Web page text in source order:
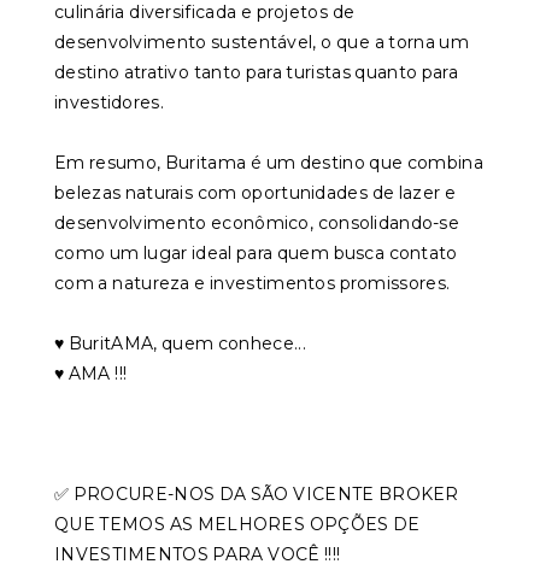
culinária diversificada e projetos de
desenvolvimento sustentável, o que a torna um
destino atrativo tanto para turistas quanto para
investidores.
Em resumo, Buritama é um destino que combina
belezas naturais com oportunidades de lazer e
desenvolvimento econômico, consolidando-se
como um lugar ideal para quem busca contato
com a natureza e investimentos promissores.
♥️ BuritAMA, quem conhece...
♥️ AMA !!!
✅ PROCURE-NOS DA SÃO VICENTE BROKER
QUE TEMOS AS MELHORES OPÇÕES DE
INVESTIMENTOS PARA VOCÊ !!!!